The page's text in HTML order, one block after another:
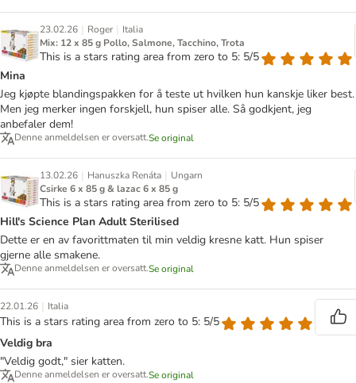
23.02.26 | Roger | Italia
Mix: 12 x 85 g Pollo, Salmone, Tacchino, Trota
This is a stars rating area from zero to 5: 5/5
Mina
Jeg kjøpte blandingspakken for å teste ut hvilken hun kanskje liker best.
Men jeg merker ingen forskjell, hun spiser alle. Så godkjent, jeg
anbefaler dem!
Denne anmeldelsen er oversatt.Se original
13.02.26 | Hanuszka Renáta | Ungarn
Csirke 6 x 85 g & lazac 6 x 85 g
This is a stars rating area from zero to 5: 5/5
Hill's Science Plan Adult Sterilised
Dette er en av favorittmaten til min veldig kresne katt. Hun spiser
gjerne alle smakene.
Denne anmeldelsen er oversatt.Se original
22.01.26 | Italia
This is a stars rating area from zero to 5: 5/5
Veldig bra
"Veldig godt," sier katten.
Denne anmeldelsen er oversatt.Se original